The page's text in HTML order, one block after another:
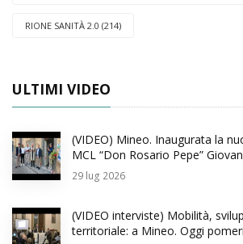
RIONE SANITÀ 2.0 (214)
ULTIMI VIDEO
(VIDEO) Mineo. Inaugurata la
MCL “Don Rosario Pepe”
29 lug 2026
(VIDEO interviste) Mobilità,
territoriale: a Mineo. Oggi